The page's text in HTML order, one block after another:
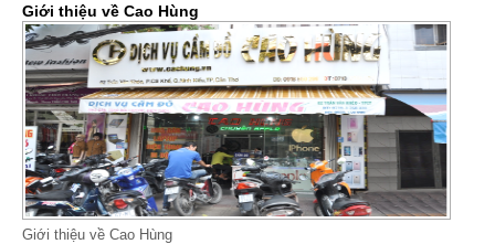
Giới thiệu về Cao Hùng
Giới thiệu về Cao Hùng